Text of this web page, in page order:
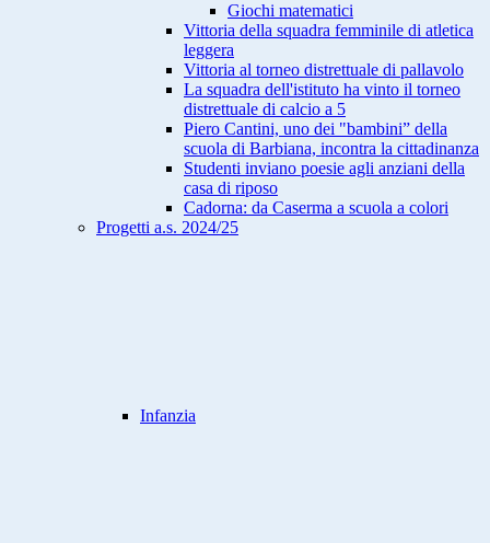
Giochi matematici
Vittoria della squadra femminile di atletica
leggera
Vittoria al torneo distrettuale di pallavolo
La squadra dell'istituto ha vinto il torneo
distrettuale di calcio a 5
Piero Cantini, uno dei "bambini” della
scuola di Barbiana, incontra la cittadinanza
Studenti inviano poesie agli anziani della
casa di riposo
Cadorna: da Caserma a scuola a colori
Progetti a.s. 2024/25
Infanzia